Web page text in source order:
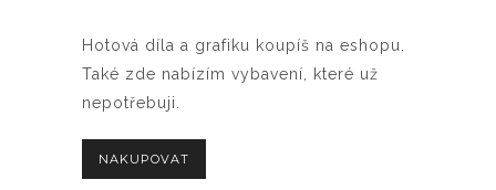
Hotová díla a grafiku koupíš na eshopu.
Také zde nabízím vybavení, které už
nepotřebuji.
NAKUPOVAT